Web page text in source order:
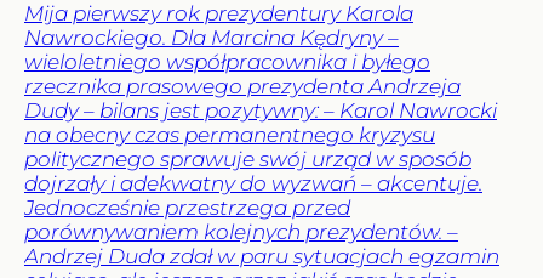
Mija pierwszy rok prezydentury Karola
Nawrockiego. Dla Marcina Kędryny –
wieloletniego współpracownika i byłego
rzecznika prasowego prezydenta Andrzeja
Dudy – bilans jest pozytywny: – Karol Nawrocki
na obecny czas permanentnego kryzysu
politycznego sprawuje swój urząd w sposób
dojrzały i adekwatny do wyzwań – akcentuje.
Jednocześnie przestrzega przed
porównywaniem kolejnych prezydentów. –
Andrzej Duda zdał w paru sytuacjach egzamin